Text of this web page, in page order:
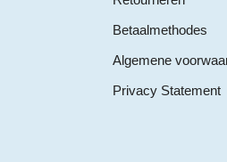
Betaalmethodes
Algemene
Privacy Statement